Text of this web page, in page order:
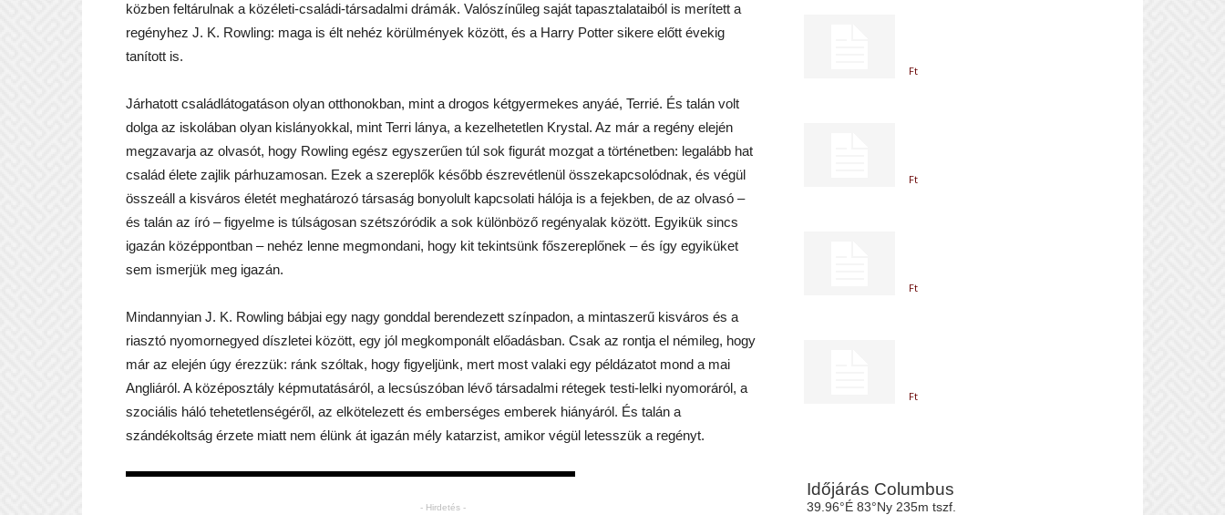
közben feltárulnak a közéleti-családi-társadalmi drámák. Valószínűleg saját tapasztalataiból is merített a
regényhez J. K. Rowling: maga is élt nehéz körülmények között, és a Harry Potter sikere előtt évekig
tanított is.
Járhatott családlátogatáson olyan otthonokban, mint a drogos kétgyermekes anyáé, Terrié. És talán volt
dolga az iskolában olyan kislányokkal, mint Terri lánya, a kezelhetetlen Krystal. Az már a regény elején
megzavarja az olvasót, hogy Rowling egész egyszerűen túl sok figurát mozgat a történetben: legalább hat
család élete zajlik párhuzamosan. Ezek a szereplők később észrevétlenül összekapcsolódnak, és végül
összeáll a kisváros életét meghatározó társaság bonyolult kapcsolati hálója is a fejekben, de az olvasó –
és talán az író – figyelme is túlságosan szétszóródik a sok különböző regényalak között. Egyikük sincs
igazán középpontban – nehéz lenne megmondani, hogy kit tekintsünk főszereplőnek – és így egyiküket
sem ismerjük meg igazán.
Mindannyian J. K. Rowling bábjai egy nagy gonddal berendezett színpadon, a mintaszerű kisváros és a
riasztó nyomornegyed díszletei között, egy jól megkomponált előadásban. Csak az rontja el némileg, hogy
már az elején úgy érezzük: ránk szóltak, hogy figyeljünk, mert most valaki egy példázatot mond a mai
Angliáról. A középosztály képmutatásáról, a lecsúszóban lévő társadalmi rétegek testi-lelki nyomoráról, a
szociális háló tehetetlenségéről, az elkötelezett és emberséges emberek hiányáról. És talán a
szándékoltság érzete miatt nem élünk át igazán mély katarzist, amikor végül letesszük a regényt.
- Hirdetés -
Ft
Ft
Ft
Ft